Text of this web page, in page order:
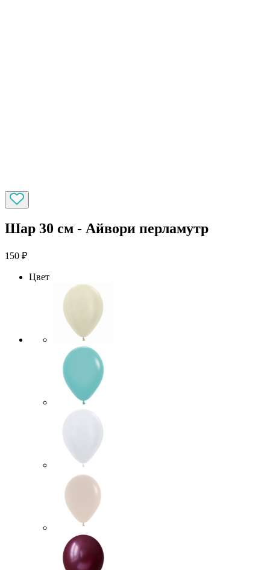
Шар 30 см - Айвори перламутр
150 ₽
Цвет